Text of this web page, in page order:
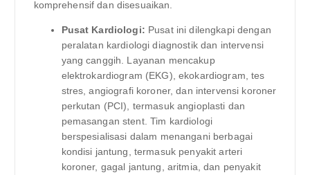
komprehensif dan disesuaikan.
Pusat Kardiologi: Pusat ini dilengkapi dengan
peralatan kardiologi diagnostik dan intervensi
yang canggih. Layanan mencakup
elektrokardiogram (EKG), ekokardiogram, tes
stres, angiografi koroner, dan intervensi koroner
perkutan (PCI), termasuk angioplasti dan
pemasangan stent. Tim kardiologi
berspesialisasi dalam menangani berbagai
kondisi jantung, termasuk penyakit arteri
koroner, gagal jantung, aritmia, dan penyakit